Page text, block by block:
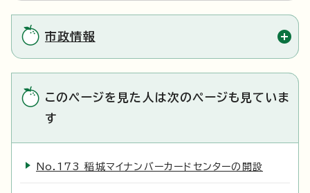
市政情報
このページを見た人は次のページも見ていま
す
No.173 稲城マイナンバーカードセンターの開設